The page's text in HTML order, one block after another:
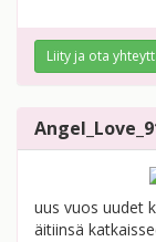
Liity ja ota
uus vuos uudet
äitiinsä